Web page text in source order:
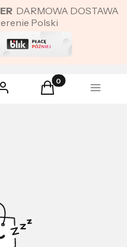
DARMOWA DOSTAWA
Polski
Zaloguj się Produkty w
Koszyk Menu